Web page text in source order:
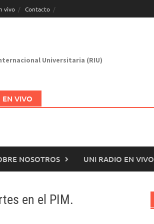
vivo Contacto
Universitaria (RIU)
EN VIVO
NOSOTROS UNI RADIO EN VIVO
en el PIM.